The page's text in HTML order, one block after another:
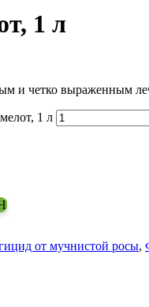
1 л
и четко выраженным
1 л
от мучнистой росы,